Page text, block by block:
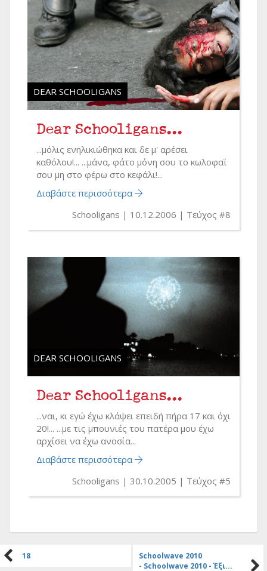
DEAR SCHOOLIGANS
Dear Schooligans...
...μόλις ενηλικιώθηκα και δε μ' αρέσει
καθόλου!... ...μάνα, φάτο μόνη σου το κωλοφαΐ
σου μη στο φέρω στο κεφάλι!...
Διαβάστε περισσότερα
Schooligans
10.12.2006 Τεύχος #8
DEAR SCHOOLIGANS
Dear Schooligans...
...ναι, κι εγώ έχω κλάψει επειδή πήρα 17 και όχι
20!... ...με τις μπουνιές του πατέρα μου έχω
αρχίσει να έχω ανοσία...
Διαβάστε περισσότερα
Schooligans
30.10.2005 Τεύχος #5
18
Schoolwave 2010
- Schoolwave 2010 - Έξι...